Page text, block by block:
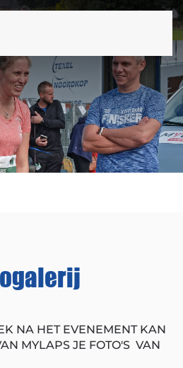
NA HET EVENEMENT KAN
MYLAPS JE FOTO'S VAN